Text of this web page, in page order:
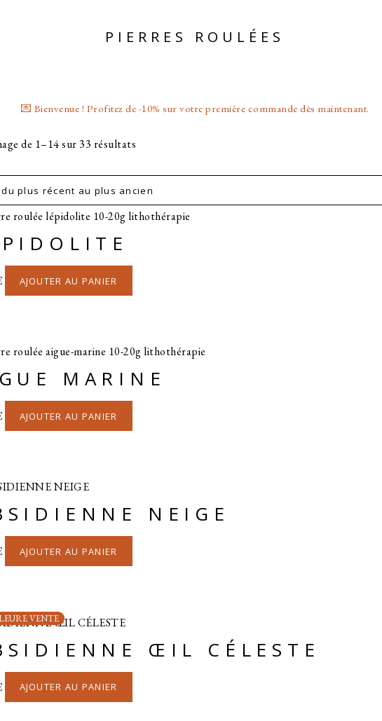
PIERRES ROULÉES
💌 Bienvenue ! Profitez de -10% sur votre première commande dès maintenant.
de 1–14 sur 33 résultats
plus
récent
AJOUTER AU PANIER
MARINE
AJOUTER AU PANIER
NEIGE
AJOUTER AU PANIER
VENTE
ŒIL CÉLESTE
AJOUTER AU PANIER